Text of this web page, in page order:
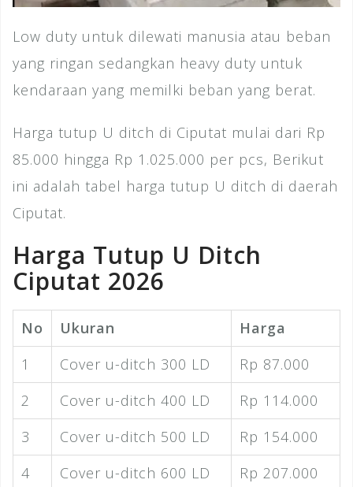
Low duty untuk dilewati manusia atau beban
yang ringan sedangkan heavy duty untuk
kendaraan yang memilki beban yang berat.
Harga tutup U ditch di Ciputat mulai dari Rp
85.000 hingga Rp 1.025.000 per pcs, Berikut
ini adalah tabel harga tutup U ditch di daerah
Ciputat.
Harga Tutup U Ditch
Ciputat 2026
No Ukuran
Harga
1
Cover u-ditch 300 LD
Rp 87.000
2
Cover u-ditch 400 LD
Rp 114.000
3
Cover u-ditch 500 LD
Rp 154.000
4
Cover u-ditch 600 LD Rp 207.000